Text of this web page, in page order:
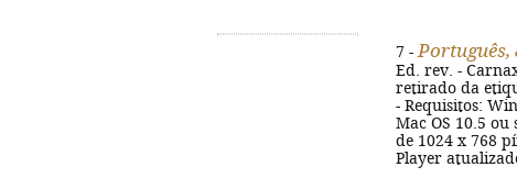
7 - Português,
Ed. rev. -
retirado da
- Requisitos:
Mac OS 10.5
de 1024 x 768
Player